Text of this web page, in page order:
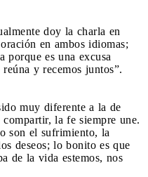
doy la charla en
en ambos idiomas;
porque es una excusa
y recemos juntos”.
muy diferente a la de
la fe siempre une.
son el sufrimiento, la
deseos; lo bonito es que
de la vida estemos, nos